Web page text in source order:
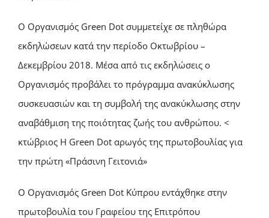
Ο Οργανισμός Green Dot συμμετείχε σε πληθώρα
εκδηλώσεων κατά την περίοδο Οκτωβρίου –
Δεκεμβρίου 2018. Μέσα από τις εκδηλώσεις ο
Οργανισμός προβάλει το πρόγραμμα ανακύκλωσης
συσκευασιών και τη συμβολή της ανακύκλωσης στην
αναβάθμιση της ποιότητας ζωής του ανθρώπου. <
κτώβριος H Green Dot αρωγός της πρωτοβουλίας για
την πρώτη «Πράσινη Γειτονιά»
Ο Οργανισμός Green Dot Κύπρου εντάχθηκε στην
πρωτοβουλία του Γραφείου της Επιτρόπου